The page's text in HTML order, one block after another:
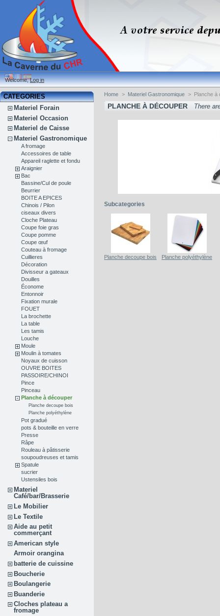
Welcome,Log in
CATEGORIES
Materiel Forain
Materiel Occasion
Materiel de Caisse
Materiel Gastronomique
A fromage
Accessoires de table
Appareil raglette et fondu
Araignier
Bac
Bassine/Cul de poule
Beurrier
BOITE A EPICES
Chinois / Pilon
ciseaux divers
Cloche Plateau
Coupe foie gras
Coupe pomme
Coupe œuf
Couteau à fromage
Cuillieres
Décoration
Divisseur a gateaux
Douilles
Économe
Entonnoir
Fixation murale
FOUET
La brochette
La table
Les tamis
Louche
Moule
Moulin à tomates
Noyaux de cuisson
OUVRE BOITES
PASSOIRE/CHINOI
Pince
Pinceau
Planche à découper
Planche decoupe bois
Planche polyéthylène
Pot gradué
pots & bouteille en verre
Presse
Râpe
Rouleau à pâtisserie
soupoudreuses et tamis
Spatule
sucrier
Ustensiles bois
Materiel
Café/bar/Brasserie
Le Mobilier
Le Textile
Aide au petit
commerçant
American style
Armoir orangina
batterie de cuissine
Boucherie
Boulangerie
Buanderie
Cloches plateau a
fromage
Home > Materiel Gastronomique > Planche à
PLANCHE À DÉCOUPER There
Subcategories
Planche decoupe bois Planche polyéthylène